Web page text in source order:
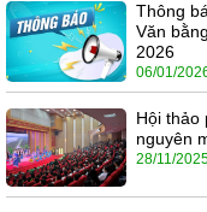
Thông
Văn
2026
06/01/
Hội thảo
nguyên
28/11/